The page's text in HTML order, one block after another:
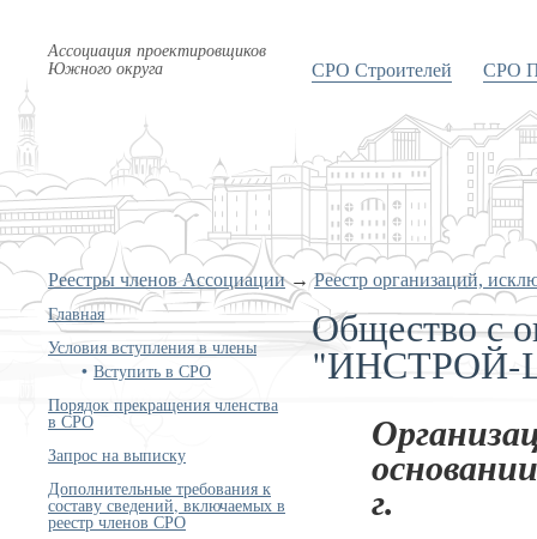
Ассоциация проектировщиков
Южного округа СРО Строителей СРО
Реестры членов Ассоциации→Реестр организаций,
Главная
Условия вступления в члены
Вступить в СРО
Порядок прекращения членства
в СРО
Запрос на выписку
Дополнительные требования к
составу сведений, включаемых в
реестр членов СРО
Общество с
"ИНСТРОЙ-
г.